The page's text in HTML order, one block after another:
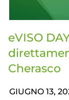
eVISO
Cherasco
GIUGNO 13,